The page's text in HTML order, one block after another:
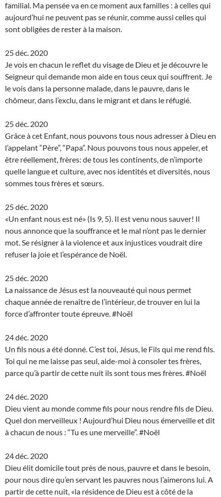
familial. Ma pensée va en ce moment aux familles : à celles qui
aujourd’hui ne peuvent pas se réunir, comme aussi celles qui
sont obligées de rester à la maison.
25 déc. 2020
Je vois en chacun le reflet du visage de Dieu et je découvre le
Seigneur qui demande mon aide en tous ceux qui souffrent. Je
le vois dans la personne malade, dans le pauvre, dans le
chômeur, dans l’exclu, dans le migrant et dans le réfugié.
25 déc. 2020
Grâce à cet Enfant, nous pouvons tous nous adresser à Dieu en
l’appelant “Père”, “Papa”. Nous pouvons tous nous appeler, et
être réellement, frères: de tous les continents, de n’importe
quelle langue et culture, avec nos identités et diversités, nous
sommes tous frères et sœurs.
25 déc. 2020
«Un enfant nous est né» (Is 9, 5). Il est venu nous sauver! Il
nous annonce que la souffrance et le mal n’ont pas le dernier
mot. Se résigner à la violence et aux injustices voudrait dire
refuser la joie et l’espérance de Noël.
25 déc. 2020
La naissance de Jésus est la nouveauté qui nous permet
chaque année de renaître de l’intérieur, de trouver en lui la
force d’affronter toute épreuve. #Noël
24 déc. 2020
Un fils nous a été donné. C’est toi, Jésus, le Fils qui me rend fils.
Toi qui ne me laisse pas seul, aide-moi à consoler tes frères,
parce qu’à partir de cette nuit ils sont tous mes frères. #Noël
24 déc. 2020
Dieu vient au monde comme fils pour nous rendre fils de Dieu.
Quel don merveilleux ! Aujourd’hui Dieu nous émerveille et dit
à chacun de nous : “Tu es une merveille”. #Noël
24 déc. 2020
Dieu élit domicile tout près de nous, pauvre et dans le besoin,
pour nous dire qu’en servant les pauvres nous l’aimerons lui. A
partir de cette nuit, «la résidence de Dieu est à côté de la